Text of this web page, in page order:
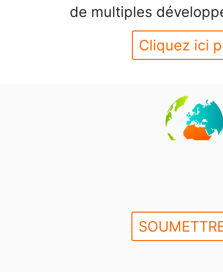
de multiples
Cliquez ici